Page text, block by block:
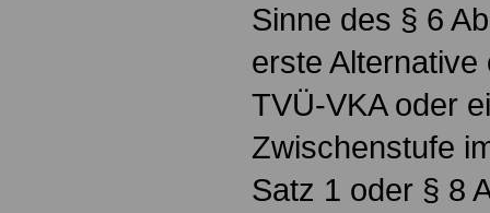
Sinne des § 6
erste
TVÜ-VKA oder
Zwischenstufe
Satz 1 oder § 8